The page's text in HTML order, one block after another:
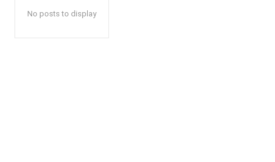
No posts to display